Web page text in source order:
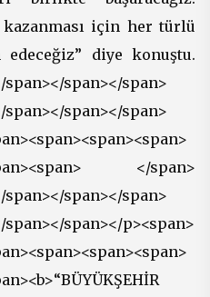
için her türlü
edeceğiz” diye konuştu.
span></span>
span></span>
</span>
span></span>
span></p><span>